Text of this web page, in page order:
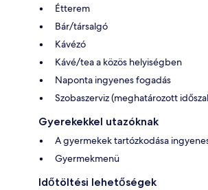
Étterem
Bár/társalgó
Kávézó
Kávé/tea a közös helyiségben
Naponta ingyenes fogadás
Szobaszerviz (meghatározott
Gyerekekkel utazóknak
A gyermekek tartózkodása
Gyermekmenü
Időtöltési lehetőségek